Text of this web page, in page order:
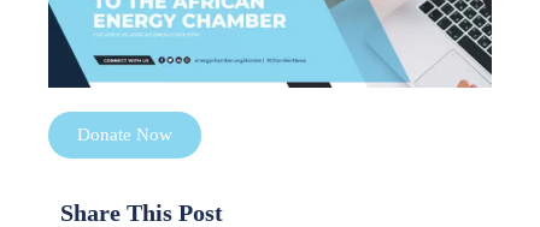
Donate Now
Share This Post